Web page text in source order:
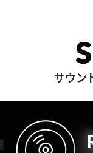
サウン